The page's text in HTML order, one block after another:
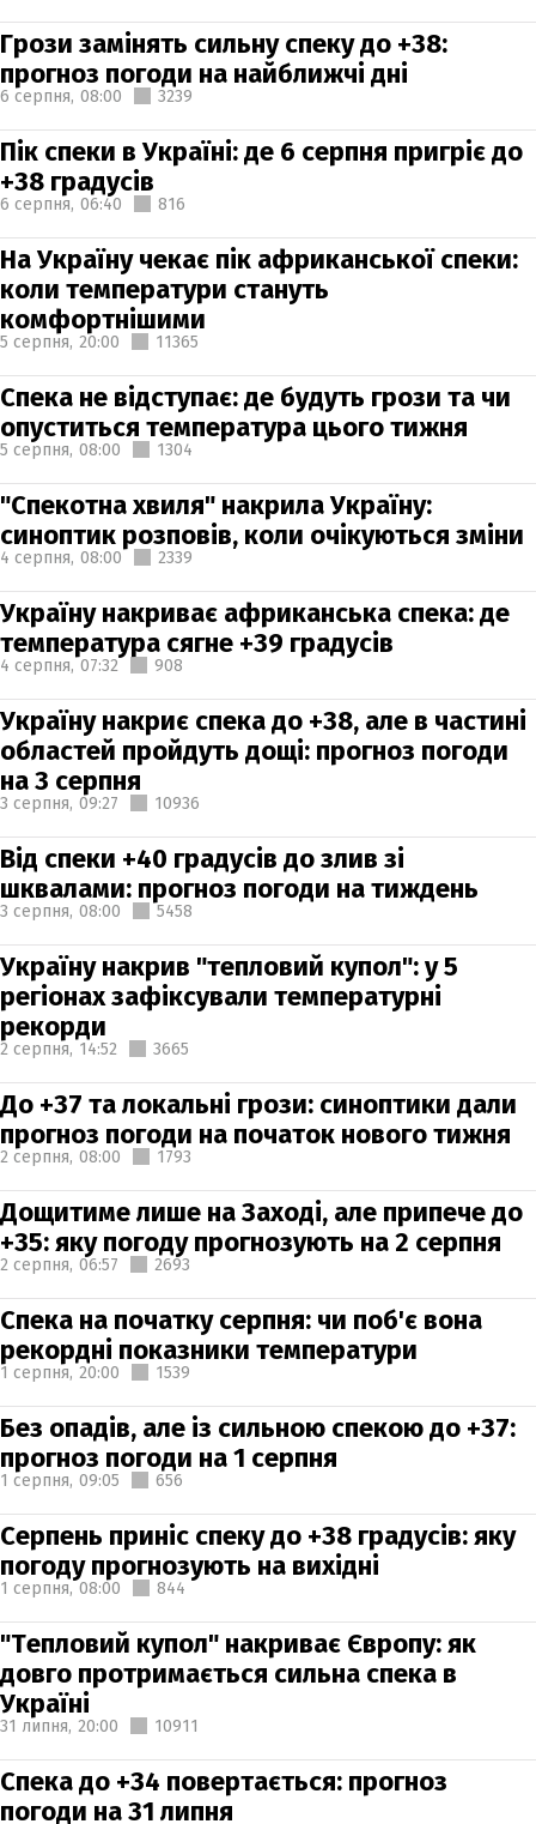
Грози замінять сильну спеку до +38:
прогноз погоди на найближчі дні
6 серпня, 08:00 3239
Пік спеки в Україні: де 6 серпня пригріє до
+38 градусів
6 серпня, 06:40 816
На Україну чекає пік африканської спеки:
коли температури стануть
комфортнішими
5 серпня, 20:00 11365
Спека не відступає: де будуть грози та чи
опуститься температура цього тижня
5 серпня, 08:00 1304
"Спекотна хвиля" накрила Україну:
синоптик розповів, коли очікуються зміни
4 серпня, 08:00 2339
Україну накриває африканська спека: де
температура сягне +39 градусів
4 серпня, 07:32 908
Україну накриє спека до +38, але в частині
областей пройдуть дощі: прогноз погоди
на 3 серпня
3 серпня, 09:27 10936
Від спеки +40 градусів до злив зі
шквалами: прогноз погоди на тиждень
3 серпня, 08:00 5458
Україну накрив "тепловий купол": у 5
регіонах зафіксували температурні
рекорди
2 серпня, 14:52 3665
До +37 та локальні грози: синоптики дали
прогноз погоди на початок нового тижня
2 серпня, 08:00 1793
Дощитиме лише на Заході, але припече до
+35: яку погоду прогнозують на 2 серпня
2 серпня, 06:57 2693
Спека на початку серпня: чи поб'є вона
рекордні показники температури
1 серпня, 20:00 1539
Без опадів, але із сильною спекою до +37:
прогноз погоди на 1 серпня
1 серпня, 09:05 656
Серпень приніс спеку до +38 градусів: яку
погоду прогнозують на вихідні
1 серпня, 08:00 844
"Тепловий купол" накриває Європу: як
довго протримається сильна спека в
Україні
31 липня, 20:00 10911
Спека до +34 повертається: прогноз
погоди на 31 липня